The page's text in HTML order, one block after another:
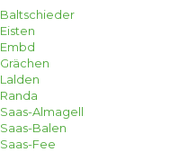
Baltschieder
Eisten
Embd
Grächen
Lalden
Randa
Saas-Almagell
Saas-Balen
Saas-Fee